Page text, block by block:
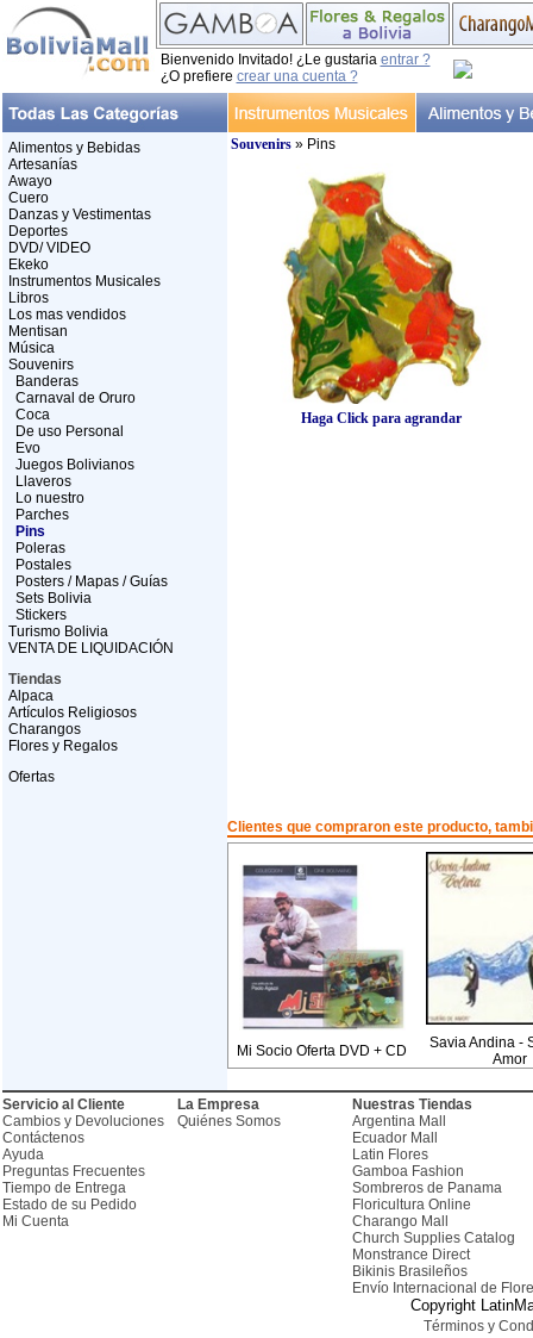
Bienvenido Invitado! ¿Le gustaria entrar ?
¿O prefiere crear una cuenta ?
Alimentos y Bebidas
Artesanías
Awayo
Cuero
Danzas y Vestimentas
Deportes
DVD/ VIDEO
Ekeko
Instrumentos Musicales
Libros
Los mas vendidos
Mentisan
Música
Souvenirs
Banderas
Carnaval de Oruro
Coca
De uso Personal
Evo
Juegos Bolivianos
Llaveros
Lo nuestro
Parches
Pins
Poleras
Postales
Posters / Mapas / Guías
Sets Bolivia
Stickers
Turismo Bolivia
VENTA DE LIQUIDACIÓN
Tiendas
Alpaca
Artículos Religiosos
Charangos
Flores y Regalos
Ofertas
Souvenirs» Pins
Haga Click para agrandar
Clientes que compraron este producto,
Mi Socio Oferta DVD + CD
Savia Andina -
Amor
Servicio al Cliente
Cambios y Devoluciones
Contáctenos
Ayuda
Preguntas Frecuentes
Tiempo de Entrega
Estado de su Pedido
Mi Cuenta
La Empresa
Quiénes Somos
Nuestras Tiendas
Argentina Mall
Ecuador Mall
Latin Flores
Gamboa Fashion
Sombreros de Panama
Floricultura Online
Charango Mall
Church Supplies Catalog
Monstrance Direct
Bikinis Brasileños
Envío Internacional de
Copyright
Términos y